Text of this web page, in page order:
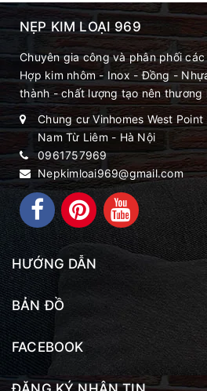
NẸP KIM LOẠI 969
Chuyên gia công và phân phối
Hợp kim nhôm - Inox - Đồng -
thành - chất lượng tạo nên thương
Chung cư Vinhomes West
Nam Từ Liêm - Hà Nội
0961757969
Nepkimloai969@gmail.com
HƯỚNG DẪN
BẢN ĐỒ
FACEBOOK